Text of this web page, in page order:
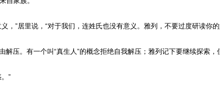
”居里说，“对于我们，连姓氏也没有意义。雅列，不要过度研读你的
压。有一个叫“真生人”的概念拒绝自我解压；雅列记下要继续探索，
”